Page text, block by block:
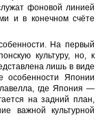
фоновой линией
и в конечном счёте
На первый
культуру, но, к
лишь в виде
особенности Японии
где Япония —
на задний план,
важной культурной